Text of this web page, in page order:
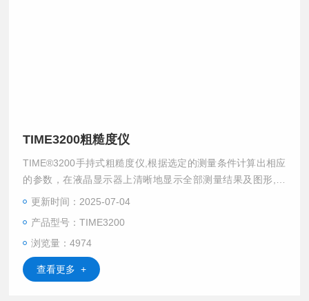
TIME3200粗糙度仪
TIME®3200手持式粗糙度仪,根据选定的测量条件计算出相应
的参数，在液晶显示器上清晰地显示全部测量结果及图形,并
可在打印机上输出。亦可与PC机进行通讯，通过PC软件获得
度参数测量，可测量多种机加工零件的表面粗糙度。体积小
巧，方便携带，适用于生产现场测量， 配合同多种选配传感
器，更能实现曲面、小孔、沟槽、深槽等复杂表面粗糙度的测
量。
更新时间：2025-07-04
产品型号：TIME3200
浏览量：4974
查看更多 +